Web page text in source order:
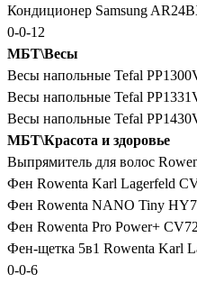
Кондиционер Samsung
0-0-12
МБТ\Весы
Весы напольные Tefal
Весы напольные Tefal
Весы напольные Tefal
МБТ\Красота и здоровье
Выпрямитель для волос
Фен Rowenta Karl Lagerfeld
Фен Rowenta NANO Tiny
Фен Rowenta Pro Power+
Фен-щетка 5в1 Rowenta Karl
0-0-6